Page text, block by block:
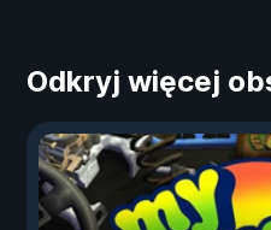
Odkryj więcej